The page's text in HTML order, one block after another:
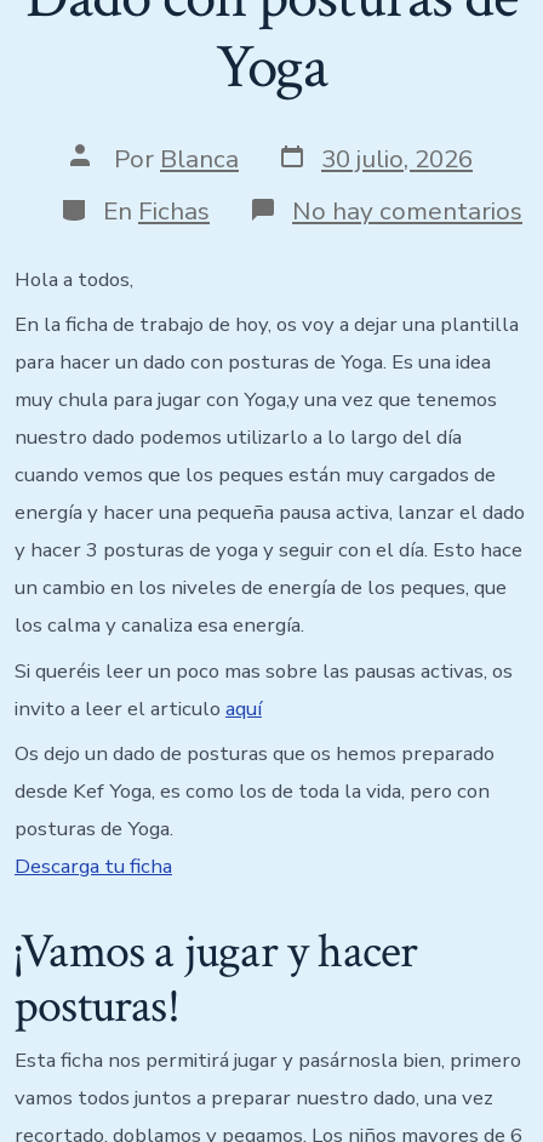
Yoga
Autor
la
entrada
Por Blanca Fecha
de
publicación
30 julio, 2026
Categorías
En Fichas No hay comentarios
Hola a todos,
En la ficha de trabajo de hoy, os voy a dejar una plantilla
para hacer un dado con posturas de Yoga. Es una idea
muy chula para jugar con Yoga,y una vez que tenemos
nuestro dado podemos utilizarlo a lo largo del día
cuando vemos que los peques están muy cargados de
energía y hacer una pequeña pausa activa, lanzar el dado
y hacer 3 posturas de yoga y seguir con el día. Esto hace
un cambio en los niveles de energía de los peques, que
los calma y canaliza esa energía.
Si queréis leer un poco mas sobre las pausas activas, os
invito a leer el articulo aquí
Os dejo un dado de posturas que os hemos preparado
desde Kef Yoga, es como los de toda la vida, pero con
posturas de Yoga.
Descarga tu ficha
¡Vamos a jugar y hacer
posturas!
Esta ficha nos permitirá jugar y pasárnosla bien, primero
vamos todos juntos a preparar nuestro dado, una vez
recortado, doblamos y pegamos. Los niños mayores de 6